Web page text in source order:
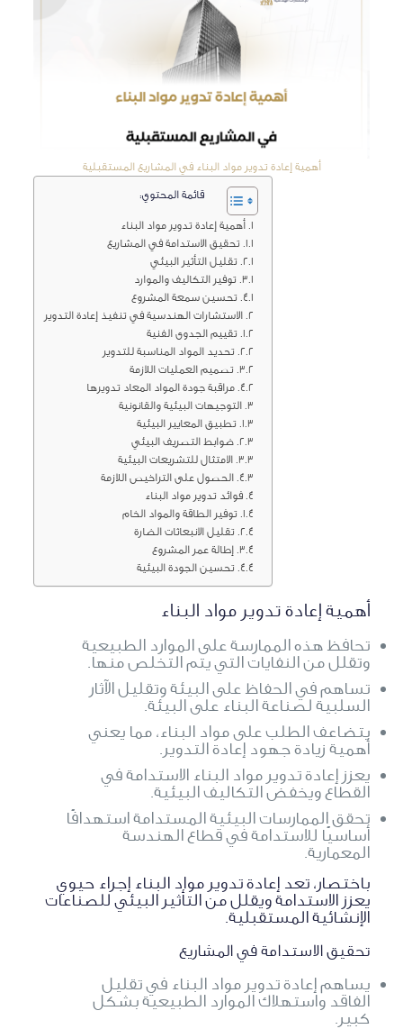
أهمية إعادة تدوير مواد البناء في المشاريع المستقبلية
قائمة المحتوي:
أهمية إعادة تدوير مواد البناء
تحقيق الاستدامة في المشاريع
تقليل التأثير البيئي
توفير التكاليف والموارد
تحسين سمعة المشروع
الاستشارات الهندسية في تنفيذ إعادة التدوير
تقييم الجدوى الفنية
تحديد المواد المناسبة للتدوير
تصميم العمليات اللازمة
مراقبة جودة المواد المعاد تدويرها
التوجيهات البيئية والقانونية
تطبيق المعايير البيئية
ضوابط التصريف البيئي
الامتثال للتشريعات البيئية
الحصول على التراخيص اللازمة
فوائد تدوير مواد البناء
توفير الطاقة والمواد الخام
تقليل الانبعاثات الضارة
إطالة عمر المشروع
تحسين الجودة البيئية
أهمية إعادة تدوير مواد البناء
تحافظ هذه الممارسة على الموارد الطبيعية
وتقلل من النفايات التي يتم التخلص منها.
تساهم في الحفاظ على البيئة وتقليل الآثار
السلبية لصناعة البناء على البيئة.
يتضاعف الطلب على مواد البناء، مما يعني
أهمية زيادة جهود إعادة التدوير.
يعزز إعادة تدوير مواد البناء الاستدامة في
القطاع ويخفض التكاليف البيئية.
تحقق الممارسات البيئية المستدامة استهدافًا
أساسيًا للاستدامة في قطاع الهندسة
المعمارية.
باختصار، تعد إعادة تدوير مواد البناء إجراء حيوي
يعزز الاستدامة ويقلل من التأثير البيئي للصناعات
الإنشائية المستقبلية.
تحقيق الاستدامة في المشاريع
يساهم إعادة تدوير مواد البناء في تقليل
الفاقد واستهلاك الموارد الطبيعية بشكل
كبير.